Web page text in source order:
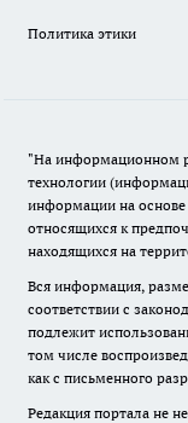
Политика этики
"На информационном
технологии
информации на основе
относящихся к
находящихся на
Вся информация,
соответствии с
подлежит
том числе
как с письменного
Редакция портала не